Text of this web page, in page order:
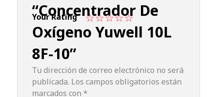
“Concentrador De
Oxígeno Yuwell 10L
8F-10”
Tu dirección de correo electrónico no será
publicada. Los campos obligatorios están
marcados con*
Your Rating